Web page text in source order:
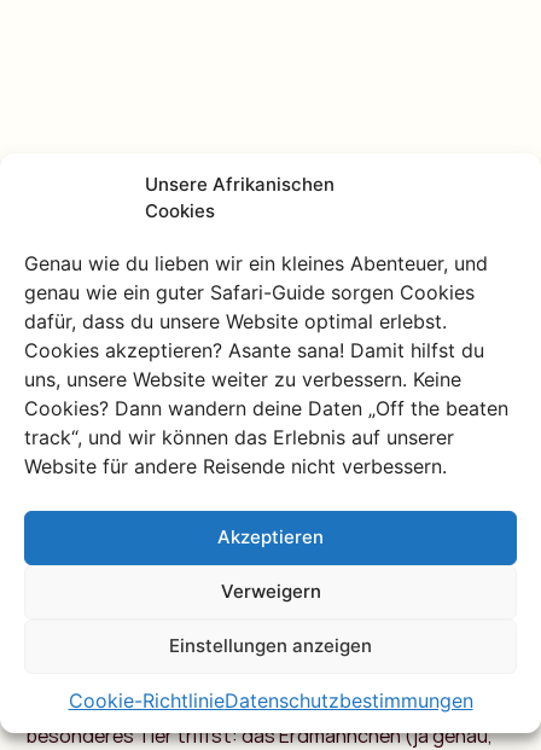
Unsere Afrikanischen
Cookies
Genau wie du lieben wir ein kleines Abenteuer, und
genau wie ein guter Safari-Guide sorgen Cookies
dafür, dass du unsere Website optimal erlebst.
Cookies akzeptieren? Asante sana! Damit hilfst du
uns, unsere Website weiter zu verbessern. Keine
Cookies? Dann wandern deine Daten „Off the beaten
track“, und wir können das Erlebnis auf unserer
Website für andere Reisende nicht verbessern.
Akzeptieren
Verweigern
Einstellungen anzeigen
Cookie-RichtlinieDatenschutzbestimmungen
4. Botswana
ist das ultimative Safari Ziel für Wildlife
Fans. Mit rund 130000 Elefanten ist die Chance riesig,
dass du auf der Straße öfter mal anhalten musst, weil
im Süden dieKalahari Wüste, wo du ein ganz
besonderes Tier triffst: das Erdmännchen (ja genau,